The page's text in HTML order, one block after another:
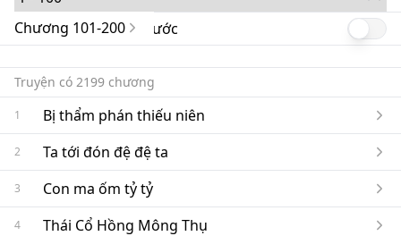
Chương 101-200
Chương mới lên trước Enable
Truyện có 2199 chương
1 Bị thẩm phán thiếu niên
2 Ta tới đón đệ đệ ta
3 Con ma ốm tỷ tỷ
4 Thái Cổ Hồng Mông Thụ